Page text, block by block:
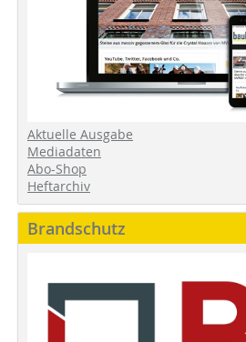
Aktuelle Ausgabe
Mediadaten
Abo-Shop
Heftarchiv
Brandschutz